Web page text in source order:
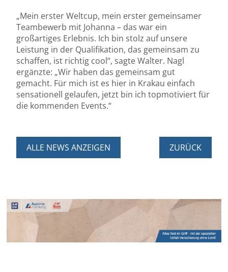
„Mein erster Weltcup, mein erster gemeinsamer
Teambewerb mit Johanna – das war ein
großartiges Erlebnis. Ich bin stolz auf unsere
Leistung in der Qualifikation, das gemeinsam zu
schaffen, ist richtig cool“, sagte Walter. Nagl
ergänzte: „Wir haben das gemeinsam gut
gemacht. Für mich ist es hier in Krakau einfach
sensationell gelaufen, jetzt bin ich topmotiviert für
die kommenden Events.“
ALLE NEWS ANZEIGEN ZURÜCK